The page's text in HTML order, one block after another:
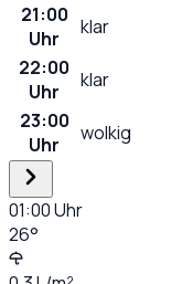
21:00
Uhr
klar
22:00
Uhr
klar
23:00
Uhr
wolkig
01:00Uhr
26°